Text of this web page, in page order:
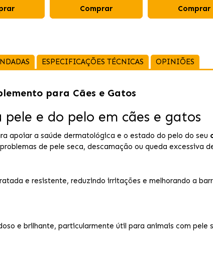
Comprar Comprar
ESPECIFICAÇÕES TÉCNICAS OPINIÕES
para Cães e Gatos
e do pelo em cães e gatos
apoiar a saúde dermatológica e o estado do pelo do seu
de pele seca, descamação ou queda excessiva
e resistente, reduzindo irritações e melhorando a
e brilhante, particularmente útil para animais com pele